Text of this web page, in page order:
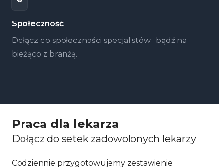
Społeczność
Dołącz do społeczności specjalistów i bądź na
bieżąco z branżą.
Praca dla lekarza
Dołącz do setek zadowolonych lekarzy
Codziennie przygotowujemy zestawienie